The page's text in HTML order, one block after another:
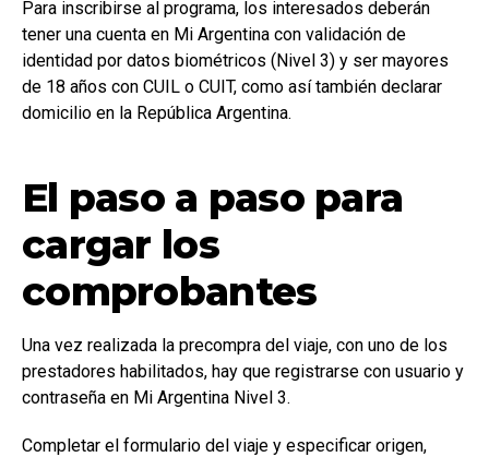
Para inscribirse al programa, los interesados deberán
tener una cuenta en Mi Argentina con validación de
identidad por datos biométricos (Nivel 3) y ser mayores
de 18 años con CUIL o CUIT, como así también declarar
domicilio en la República Argentina.
El paso a paso para
cargar los
comprobantes
Una vez realizada la precompra del viaje, con uno de los
prestadores habilitados, hay que registrarse con usuario y
contraseña en Mi Argentina Nivel 3.
Completar el formulario del viaje y especificar origen,